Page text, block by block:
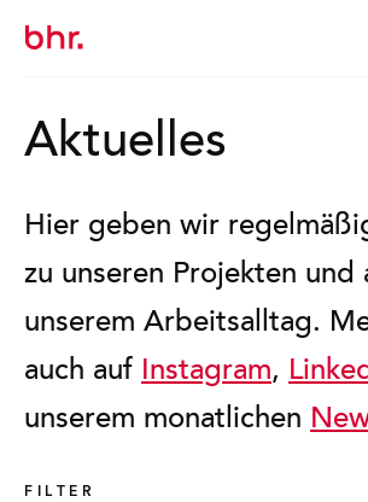
wechseln
Aktuelles
Hier geben wir
zu unseren Projekten und
unserem Arbeitsalltag.
auch auf Instagram,
unserem monatlichen
FILTER